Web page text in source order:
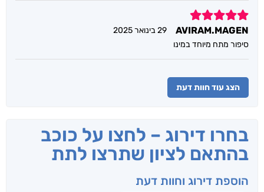
5
AVIRAM.MAGEN
29 בינואר 2025
סיפור מתח מיוחד במינו
הצג עוד חוות דעת
בחרו דירוג – לחצו על כוכב
בהתאם לציון שתרצו לתת
הוספת דירוג וחוות דעת